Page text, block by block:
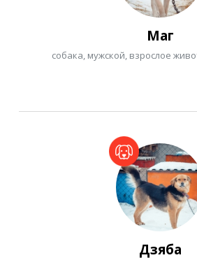
Маг
собака, мужской, взрослое
Дзяба